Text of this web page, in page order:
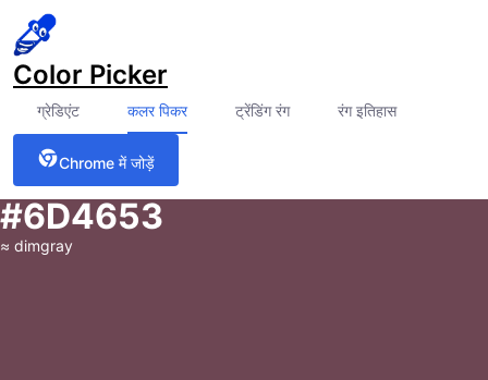
Color Picker
ग्रेडिएंट कलर पिकर ट्रेंडिंग रंग रंग इतिहास
Chrome में जोड़ें
#6D4653
≈ dimgray